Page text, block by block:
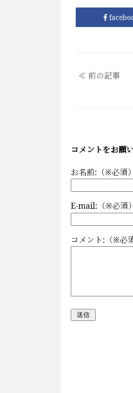
≪ 前の記事
コメントをお願
お名前:（※必須）
E-mail:（※必須）
コメント:（※必須